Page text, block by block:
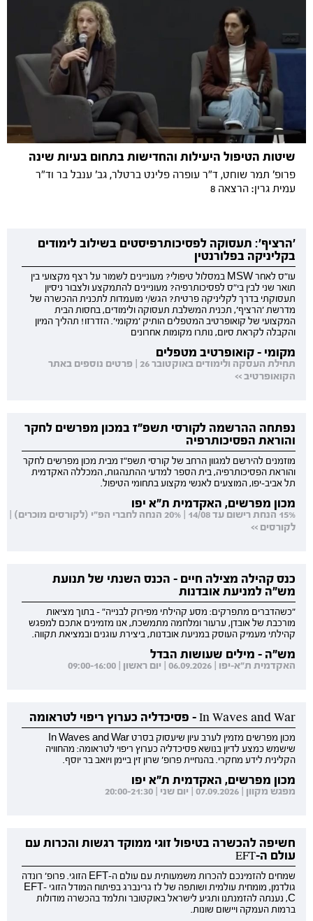
שיטות הטיפול היעילות והחדישות בתחום בעיות שינה
פרופ' תמר שוחט, ד"ר עופרה פלינט ברטלר, גב' ענבל בר וד"ר
עמית גרין: הרצאה 8
'הרציף': תעסוקה לפסיכותרפיסטים בשילוב לימודים
בקליניקה בפלורנטין
עו"ס לאחר MSW במסלול טיפולי? מעוניינים לשמור על רצף מקצועי בין
תואר שני לבין בי"ס לפסיכותרפיה? מעוניינים להתמקצע ולצבור ניסיון
תעסוקתי בדרך לקליניקה פרטית? הגש/י מועמדות לתכנית ההכשרה של
מדרשת 'הרציף', תכנית המשלבת תעסוקה ולימודים, בחסות הבית
המקצועי של קואופרטיב המטפלים הותיק 'מקומי'. הזדרזו! תהליך המיון
והקבלה לקראת סיום, נותרו מקומות אחרונים
מקומי - קואופרטיב מטפלים
תחילת העסקה ולימודים באוקטובר 26 | פרטים נוספים באתר
הקואופרטיב >>
נפתחה ההרשמה לקורסי תשפ"ז במכון מפרשים לחקר
והוראת הפסיכותרפיה
מוזמנים להירשם למגוון הרחב של קורסי תשפ"ז מבית מכון מפרשים לחקר
והוראת הפסיכותרפיה, בית הספר למדעי ההתנהגות, המכללה האקדמית
תל אביב-יפו, המוצעים לאנשי מקצוע בתחומי הטיפול.
מכון מפרשים, האקדמית ת"א יפו
15% הנחת רישום עד 14/08 | 20% הנחה לחברי הפ"י (לקורסים מוכרים) |
לקורסים >>
כנס קהילה מצילה חיים - הכנס השנתי של תנועת
מש"ה למניעת אובדנות
"כשהדברים מתפרקים: מסע קהילתי מפירוק לבנייה" - בתוך מציאות
מורכבת של אובדן, ערעור ומלחמה מתמשכת, אנו מזמינים אתכם למפגש
קהילתי מעמיק העוסק במניעת אובדנות, ביצירת עוגנים ובמציאת תקווה.
מש"ה - מילים שעושות הבדל
האקדמית ת"א-יפו | 06.09.2026 | יום ראשון | 09:00-16:00
In Waves and War - פסיכדליה כערוץ ריפוי לטראומה
מכון מפרשים מזמין לערב עיון שיעסוק בסרט In Waves and War
שישמש כמצע לדיון בנושא פסיכדליה כערוץ ריפוי לטראומה: מהחוויה
הקלינית לידע מחקרי. בהנחיית פרופ' שרון זין ביימן ויואב בר יוסף.
מכון מפרשים, האקדמית ת"א יפו
מפגש מקוון | 07.09.2026 | יום שני | 20:00-21:30
חשיפה להכשרה בטיפול זוגי ממוקד רגשות והכרות עם
עולם ה-EFT
שמחים להזמינכם להכרות משמעותית עם עולם ה-EFT הזוגי. פרופ' רונדה
גולדמן, מומחית עולמית ושותפה של לז גרינברג בפיתוח המודל הזוגי EFT-
C, נענתה להזמנתנו ותגיע לישראל באוקטובר ותלמד בהכשרה מודולות
ברמות העמקה ויישום שונות.